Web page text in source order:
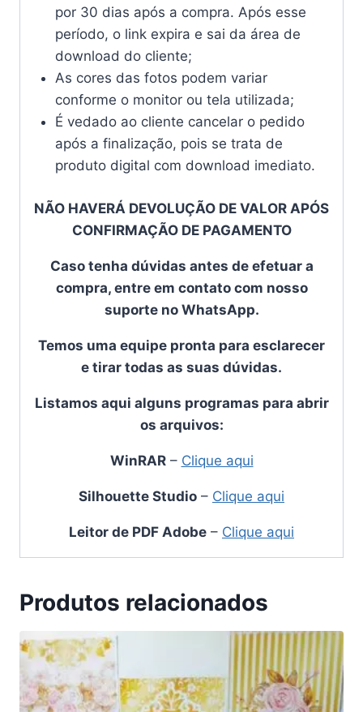
por 30 dias após a compra. Após esse
período, o link expira e sai da área de
download do cliente;
As cores das fotos podem variar
conforme o monitor ou tela utilizada;
É vedado ao cliente cancelar o pedido
após a finalização, pois se trata de
produto digital com download imediato.
NÃO HAVERÁ DEVOLUÇÃO DE VALOR APÓS
CONFIRMAÇÃO DE PAGAMENTO
Caso tenha dúvidas antes de efetuar a
compra, entre em contato com nosso
suporte no WhatsApp.
Temos uma equipe pronta para esclarecer
e tirar todas as suas dúvidas.
Listamos aqui alguns programas para abrir
os arquivos:
WinRAR– Clique aqui
Silhouette Studio – Clique aqui
Leitor de PDF Adobe – Clique aqui
Produtos relacionados